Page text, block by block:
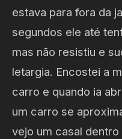
estava para fora da
segundos ele até
mas não resistiu e
letargia. Encostei a
carro e quando ia
um carro se
vejo um casal